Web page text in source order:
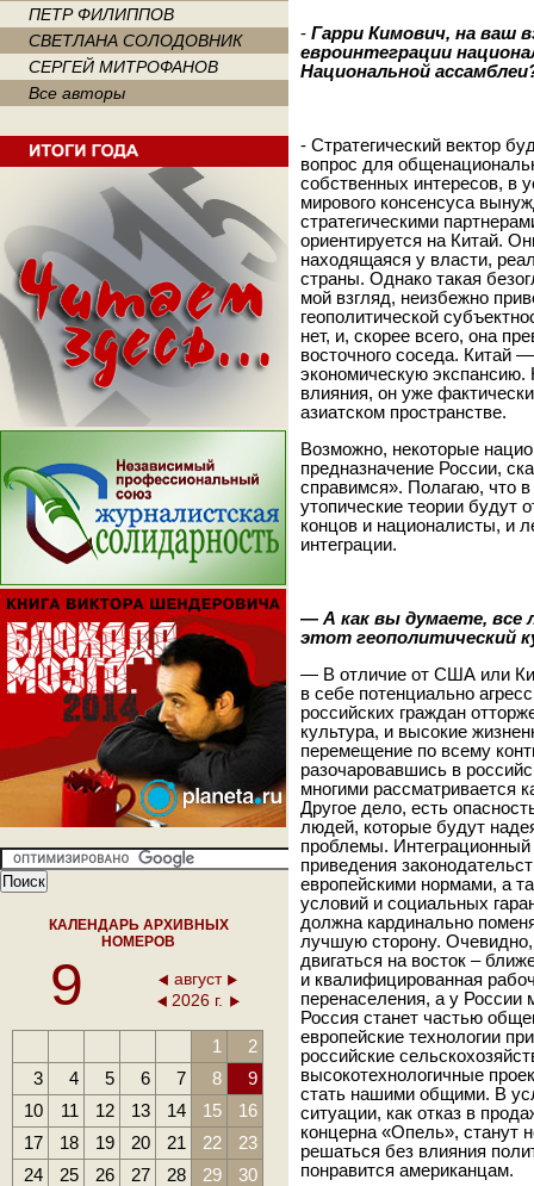
ПЕТР ФИЛИППОВ
СВЕТЛАНА СОЛОДОВНИК
СЕРГЕЙ МИТРОФАНОВ
Все авторы
КАЛЕНДАРЬ АРХИВНЫХ
НОМЕРОВ
9
август
2026 г.
1
2
3
4 5 6 7 8
9
10
11 12 13 14 15
16
17
18 19 20 21 22
23
24
25 26 27 28 29
30
- Гарри Кимович, на ваш
евроинтеграции
Национальной
- Стратегический вектор
вопрос для
собственных интересов, в
мирового консенсуса
стратегическими
ориентируется на Китай.
находящаяся у власти,
страны. Однако такая
мой взгляд, неизбежно
геополитической
нет, и, скорее всего, она
восточного соседа. Китай
экономическую
влияния, он уже
азиатском пространстве.
Возможно, некоторые
предназначение России,
справимся». Полагаю, что
утопические теории будут
концов и националисты, и
интеграции.
— А как вы думаете, все
этот геополитический
— В отличие от США или
в себе потенциально
российских граждан
культура, и высокие
перемещение по всему
разочаровавшись в
многими рассматривается
Другое дело, есть
людей, которые будут
проблемы.
приведения
европейскими нормами, а
условий и социальных
должна кардинально
лучшую сторону. Очевидно,
двигаться на восток –
и квалифицированная
перенаселения, а у России
Россия станет частью
европейские технологии
российские
высокотехнологичные
стать нашими общими. В
ситуации, как отказ в
концерна «Опель», станут
решаться без влияния
понравится американцам.